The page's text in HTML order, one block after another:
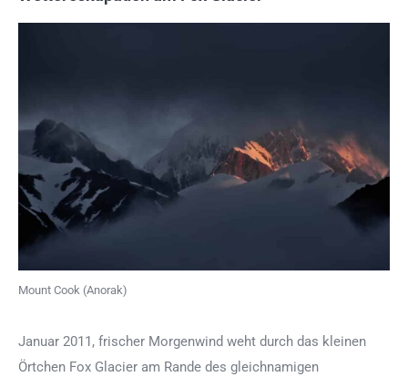
Mount Cook (Anorak)
Januar 2011, frischer Morgenwind weht durch das kleinen
Örtchen Fox Glacier am Rande des gleichnamigen